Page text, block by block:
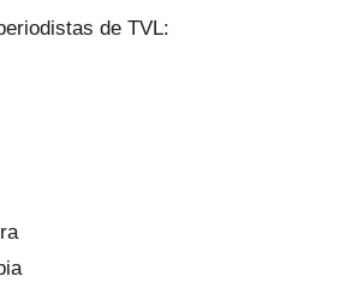
de TVL: